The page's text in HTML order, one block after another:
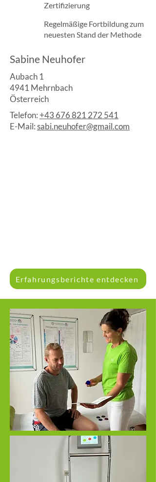
Zertifizierung
Regelmäßige Fortbildung zum
neuesten Stand der Methode
Sabine Neuhofer
Aubach 1
4941 Mehrnbach
Österreich
Telefon:+43 676 821 272 541
E-Mail:sabi.neuhofer@gmail.com
Erfahrungsberichte entdecken